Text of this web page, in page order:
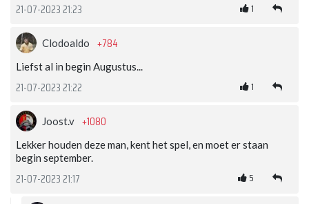
21-07-2023 21:23 1
Clodoaldo +784
Liefst al in begin Augustus...
21-07-2023 21:22 1
Joost.v +1080
Lekker houden deze man, kent het spel, en moet er staan
begin september.
21-07-2023 21:17 5